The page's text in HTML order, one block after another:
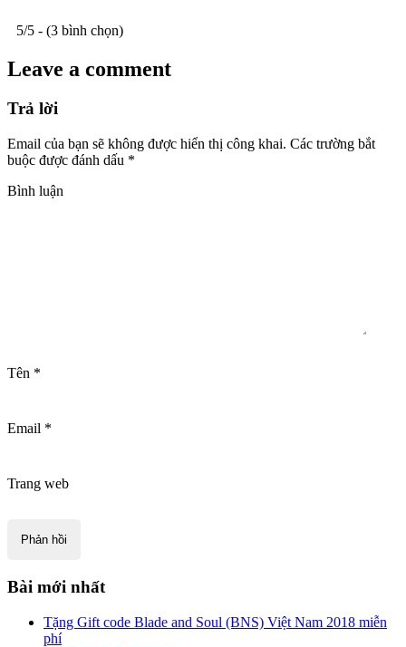
5/5 - (3 bình chọn)
Leave a comment
Trả lời
Email của bạn sẽ không được hiển thị công khai. Các trường bắt
buộc được đánh dấu *
Bình luận
Tên *
Email *
Trang web
Bài mới nhất
Tặng Gift code Blade and Soul (BNS) Việt Nam 2018 miễn
phí